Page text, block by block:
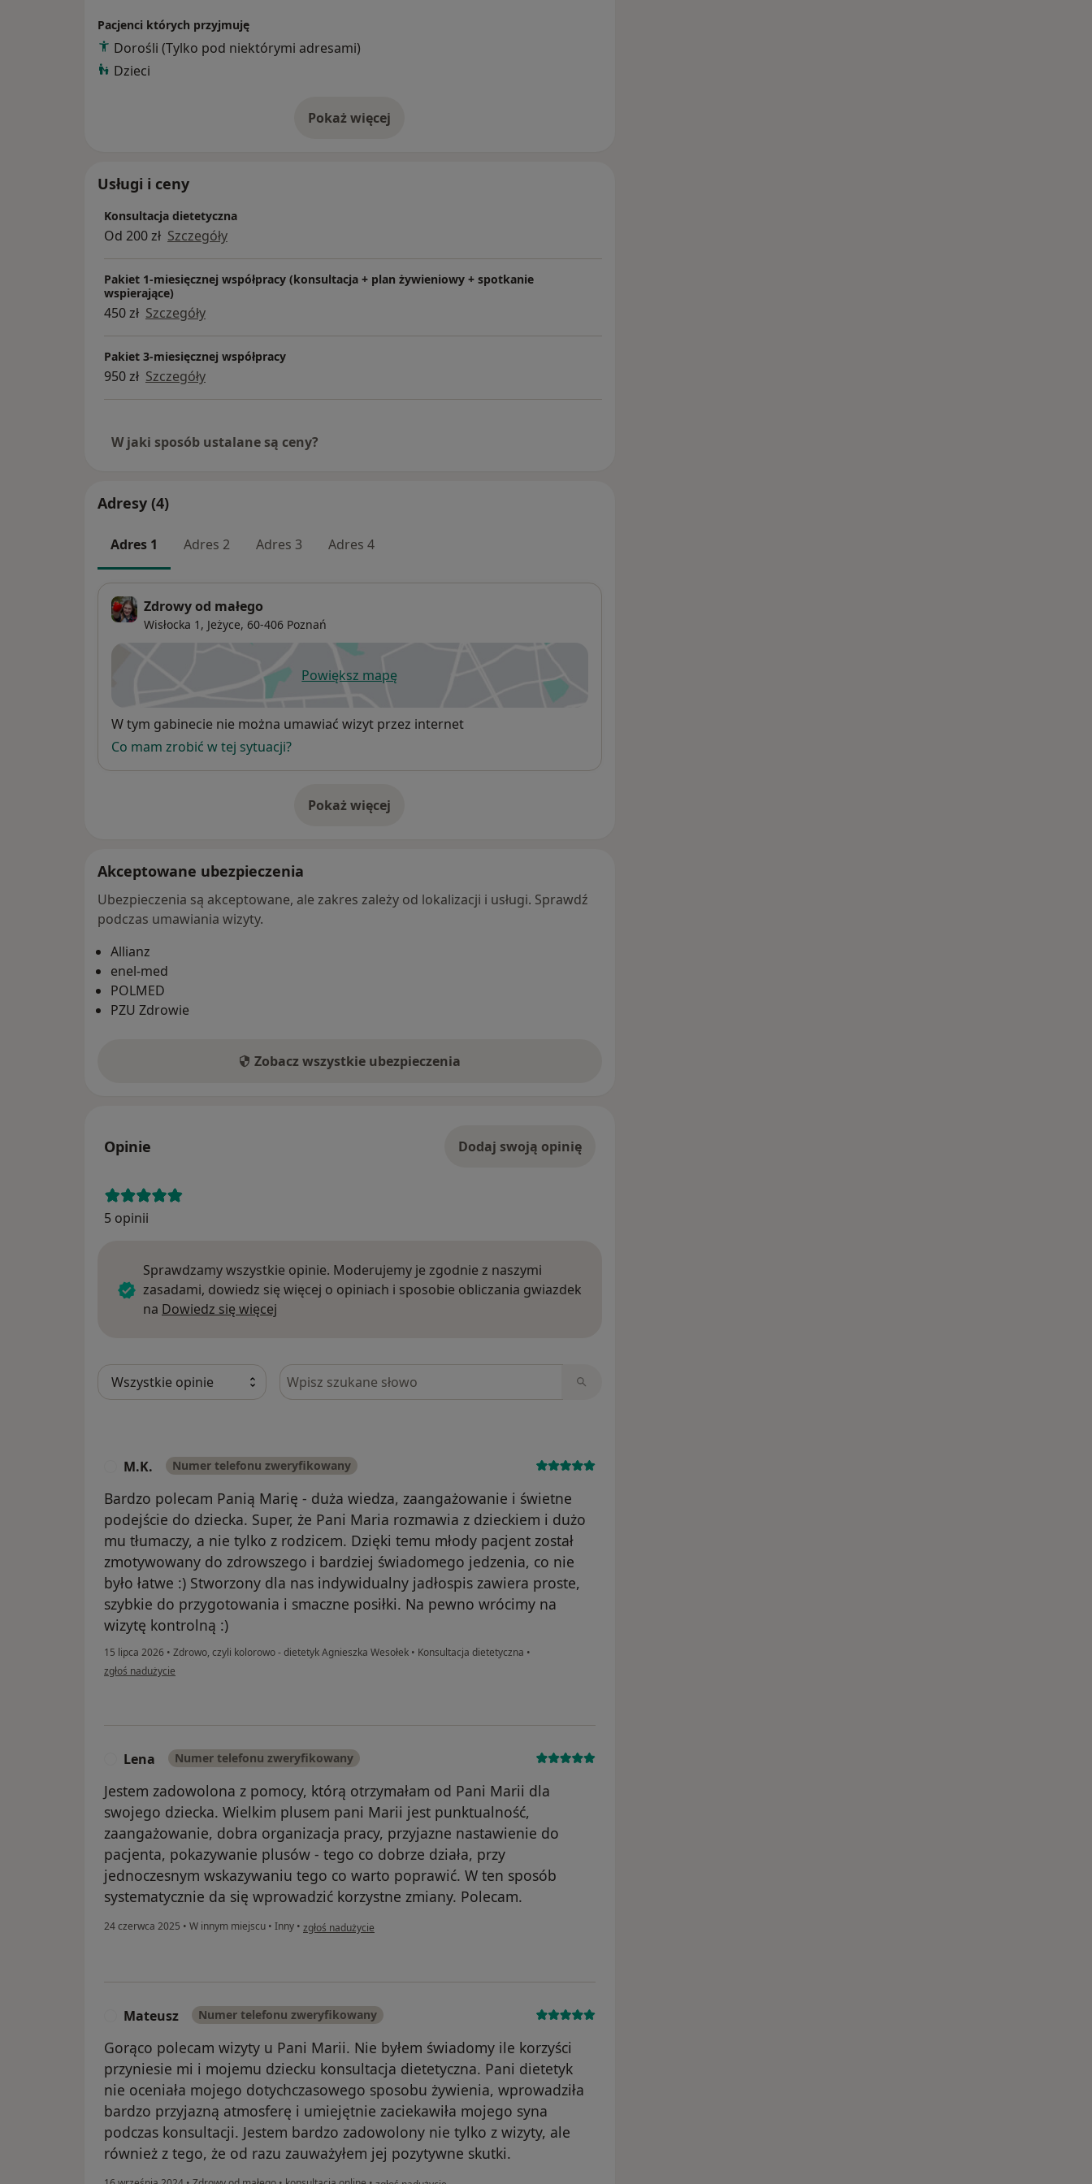
Pacjenci których przyjmuję
Dorośli (Tylko pod niektórymi adresami)
Dzieci
Pokaż więcejo doświadczeniu
Usługi i ceny
Konsultacja dietetyczna
Od 200 zł Szczegóły
Pakiet 1-miesięcznej współpracy (konsultacja + plan żywieniowy + spotkanie
wspierające)
450 zł Szczegóły
Pakiet 3-miesięcznej współpracy
950 zł Szczegóły
W jaki sposób ustalane są ceny?
Adresy (4)
Adres 1 Adres 2 Adres 3 Adres 4
Zdrowy od małego
Wisłocka 1, Jeżyce, 60-406 Poznań
Powiększ mapęotwiera się w nowej karcie
Dostępność
W tym gabinecie nie można umawiać wizyt przez internet
Co mam zrobić w tej sytuacji?
Pokaż więcej
o adresie
Akceptowane ubezpieczenia
Ubezpieczenia są akceptowane, ale zakres zależy od lokalizacji i usługi. Sprawdź
podczas umawiania wizyty.
Allianz
enel-med
POLMED
PZU Zdrowie
Zobacz wszystkie ubezpieczenia
Opinie Dodaj swoją opinię
5 opinii
Sprawdzamy wszystkie opinie. Moderujemy je zgodnie z naszymi
zasadami, dowiedz się więcej o opiniach i sposobie obliczania gwiazdek
na Dowiedz się więcej
Szukaj w opiniach
M.K. Numer telefonu zweryfikowany
Bardzo polecam Panią Marię - duża wiedza, zaangażowanie i świetne
podejście do dziecka. Super, że Pani Maria rozmawia z dzieckiem i dużo
mu tłumaczy, a nie tylko z rodzicem. Dzięki temu młody pacjent został
zmotywowany do zdrowszego i bardziej świadomego jedzenia, co nie
było łatwe :) Stworzony dla nas indywidualny jadłospis zawiera proste,
szybkie do przygotowania i smaczne posiłki. Na pewno wrócimy na
wizytę kontrolną :)
15 lipca 2026 • Zdrowo, czyli kolorowo - dietetyk Agnieszka Wesołek • Konsultacja dietetyczna •
w opinii użytkownika M.K.
zgłoś nadużycie
Lena Numer telefonu zweryfikowany
Jestem zadowolona z pomocy, którą otrzymałam od Pani Marii dla
swojego dziecka. Wielkim plusem pani Marii jest punktualność,
zaangażowanie, dobra organizacja pracy, przyjazne nastawienie do
pacjenta, pokazywanie plusów - tego co dobrze działa, przy
jednoczesnym wskazywaniu tego co warto poprawić. W ten sposób
systematycznie da się wprowadzić korzystne zmiany. Polecam.
24 czerwca 2025 • W innym miejscu • Inny • w opinii użytkownika Lena
zgłoś nadużycie
Mateusz Numer telefonu zweryfikowany
Gorąco polecam wizyty u Pani Marii. Nie byłem świadomy ile korzyści
przyniesie mi i mojemu dziecku konsultacja dietetyczna. Pani dietetyk
nie oceniała mojego dotychczasowego sposobu żywienia, wprowadziła
bardzo przyjazną atmosferę i umiejętnie zaciekawiła mojego syna
podczas konsultacji. Jestem bardzo zadowolony nie tylko z wizyty, ale
również z tego, że od razu zauważyłem jej pozytywne skutki.
w opinii użytkownika Mateusz